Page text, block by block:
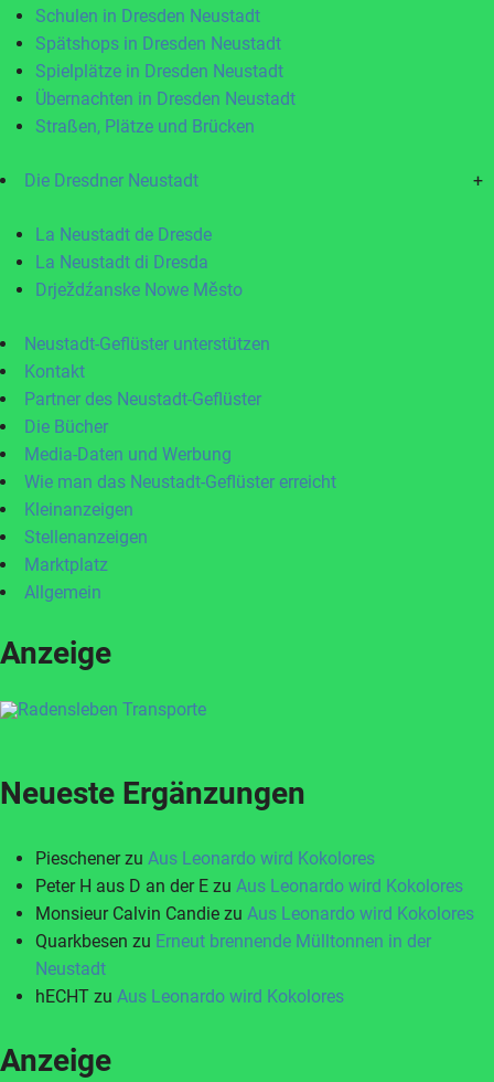
Schulen in Dresden Neustadt
Spätshops in Dresden Neustadt
Spielplätze in Dresden Neustadt
Übernachten in Dresden Neustadt
Straßen, Plätze und Brücken
Die Dresdner Neustadt +
La Neustadt de Dresde
La Neustadt di Dresda
Drježdźanske Nowe Město
Neustadt-Geflüster unterstützen
Kontakt
Partner des Neustadt-Geflüster
Die Bücher
Media-Daten und Werbung
Wie man das Neustadt-Geflüster erreicht
Kleinanzeigen
Stellenanzeigen
Marktplatz
Allgemein
Anzeige
Neueste Ergänzungen
Pieschenerzu Aus Leonardo wird Kokolores
Peter H aus D an der E zu Aus Leonardo wird Kokolores
Monsieur Calvin Candie zu Aus Leonardo wird Kokolores
Quarkbesen zu Erneut brennende Mülltonnen in der
Neustadt
hECHT zu Aus Leonardo wird Kokolores
Anzeige